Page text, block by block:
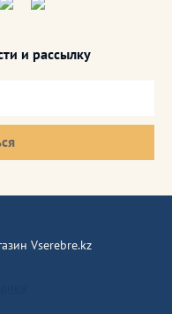
и рассылку
Vserebre.kz